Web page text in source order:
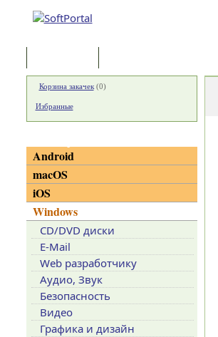
Корзина закачек(0)
Избранные
Android
macOS
iOS
Windows
CD/DVD диски
E-Mail
Web разработчику
Аудио, Звук
Безопасность
Видео
Графика и дизайн